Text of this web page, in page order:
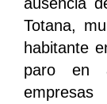
Totana,
habitante
paro en